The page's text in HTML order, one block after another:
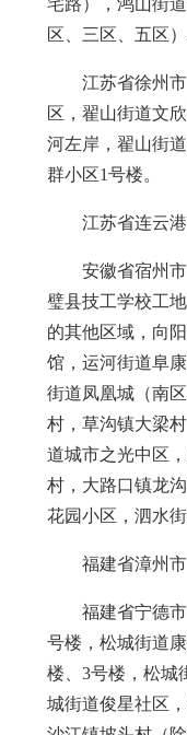
宅路），鸿山街
区、三区、五区）
江苏省徐州
区，翟山街道文
河左岸，翟山街
群小区1号楼。
江苏省连云
安徽省宿州
璧县技工学校工
的其他区域，向
馆，运河街道阜
街道凤凰城（南
村，草沟镇大梁
道城市之光中区
村，大路口镇龙
花园小区，泗水
福建省漳州
福建省宁德
号楼，松城街道
楼、3号楼，松城
城街道俊星社区